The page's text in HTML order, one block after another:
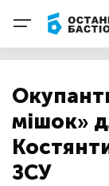
мішок»
ЗСУ